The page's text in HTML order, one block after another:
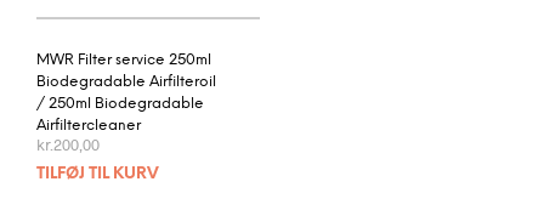
MWR Filter service 250ml
Biodegradable Airfilteroil
/ 250ml Biodegradable
Airfiltercleaner
kr.200,00
TILFØJ TIL KURV